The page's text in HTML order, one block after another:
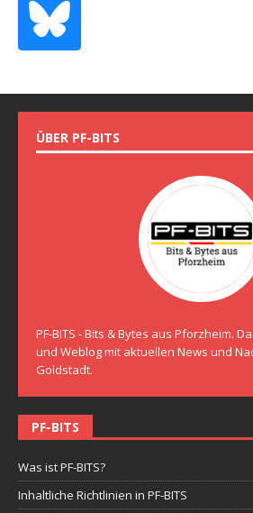
ÜBER PF-BITS
PF-BITS - Bits & Bytes aus Pforzheim.
und Weblog mit aktuellen News und
Goldstadt.
PF-BITS
Was ist PF-BITS?
Inhaltliche Richtlinien in PF-BITS